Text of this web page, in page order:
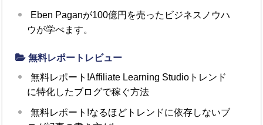
Eben Paganが100億円を売ったビジネスノウハ
ウが学べます。
無料レポートレビュー
無料レポート!Affiliate Learning Studioトレンド
に特化したブログで稼ぐ方法
無料レポート!なるほどトレンドに依存しないブ